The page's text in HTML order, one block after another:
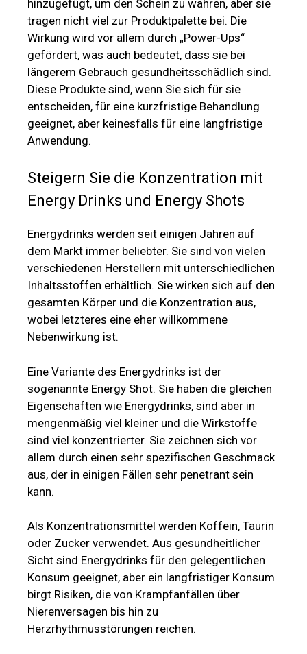
hinzugefügt, um den Schein zu wahren, aber sie
tragen nicht viel zur Produktpalette bei. Die
Wirkung wird vor allem durch „Power-Ups“
gefördert, was auch bedeutet, dass sie bei
längerem Gebrauch gesundheitsschädlich sind.
Diese Produkte sind, wenn Sie sich für sie
entscheiden, für eine kurzfristige Behandlung
geeignet, aber keinesfalls für eine langfristige
Anwendung.
Steigern Sie die Konzentration mit
Energy Drinks und Energy Shots
Energydrinks werden seit einigen Jahren auf
dem Markt immer beliebter. Sie sind von vielen
verschiedenen Herstellern mit unterschiedlichen
Inhaltsstoffen erhältlich. Sie wirken sich auf den
gesamten Körper und die Konzentration aus,
wobei letzteres eine eher willkommene
Nebenwirkung ist.
Eine Variante des Energydrinks ist der
sogenannte Energy Shot. Sie haben die gleichen
Eigenschaften wie Energydrinks, sind aber in
mengenmäßig viel kleiner und die Wirkstoffe
sind viel konzentrierter. Sie zeichnen sich vor
allem durch einen sehr spezifischen Geschmack
aus, der in einigen Fällen sehr penetrant sein
kann.
Als Konzentrationsmittel werden Koffein, Taurin
oder Zucker verwendet. Aus gesundheitlicher
Sicht sind Energydrinks für den gelegentlichen
Konsum geeignet, aber ein langfristiger Konsum
birgt Risiken, die von Krampfanfällen über
Nierenversagen bis hin zu
Herzrhythmusstörungen reichen.